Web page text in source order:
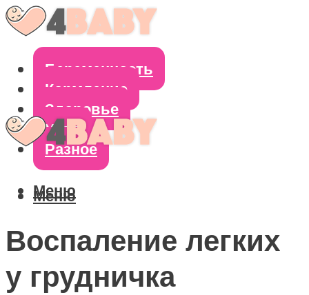
Беременность
Кормление
Здоровье
Уход
Разное
Меню
Меню
Воспаление легких
у грудничка